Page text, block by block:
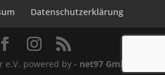
Datenschutzerklärung
e.V. powered by- net97 GmbH